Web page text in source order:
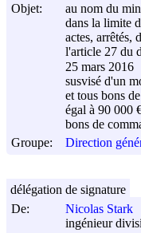
Objet:
au nom du
dans la limite
actes, arrêtés,
l'article 27 du
25 mars 2016
susvisé d'un
et tous bons
égal à 90 000
bons de
Groupe:
Direction
De:
Nicolas Stark
ingénieur
délégation de signature